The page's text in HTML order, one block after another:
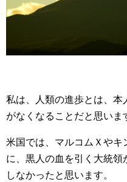
私は、人類の進歩とは、本
がなくなることだと思いま
米国では、マルコムＸや
に、黒人の血を引く大統領
しなかったと思います。